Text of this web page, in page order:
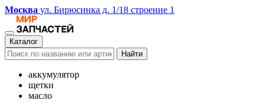
Москва ул. Бирюсинка д. 1/18 строение 1
Каталог
Найти
аккумулятор
щетки
масло